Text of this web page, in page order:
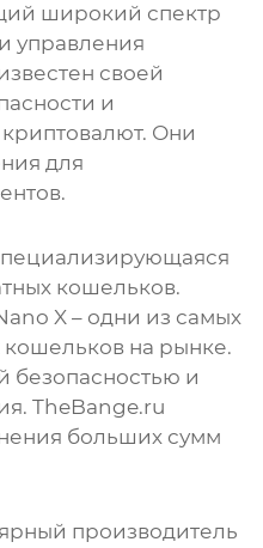
широкий спектр
управления
своей
и
Они
для
кошельков.
X – одни из самых
на рынке.
безопасностью и
TheBange.ru
больших сумм
производитель